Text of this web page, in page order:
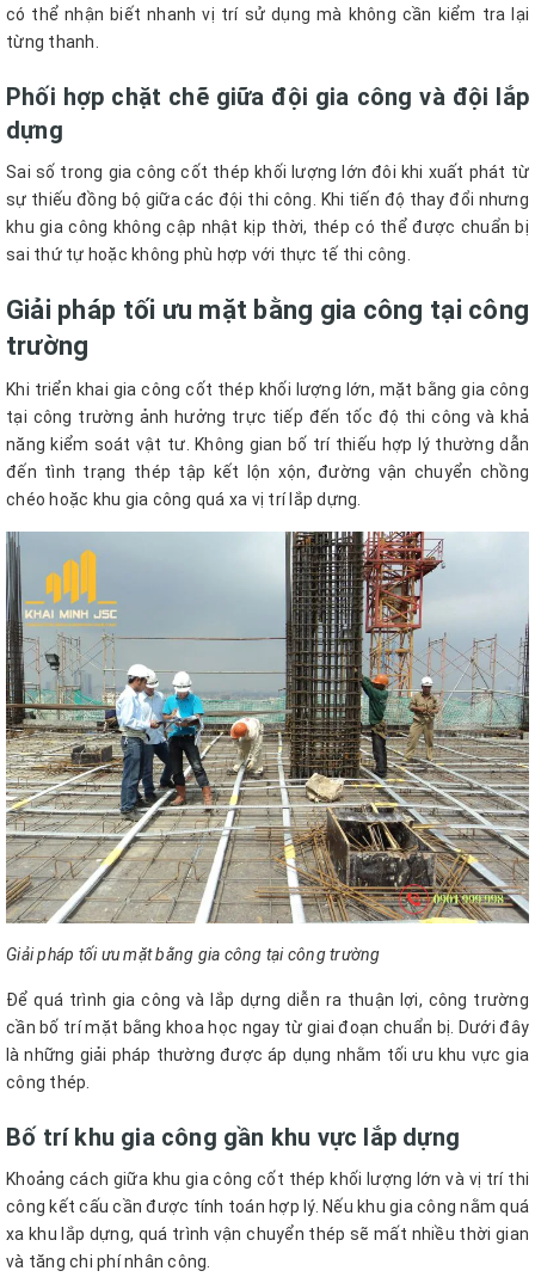
có thể nhận biết nhanh vị trí sử dụng mà không cần kiểm tra lại
từng thanh.
Phối hợp chặt chẽ giữa đội gia công và đội lắp
dựng
Sai số trong gia công cốt thép khối lượng lớn đôi khi xuất phát từ
sự thiếu đồng bộ giữa các đội thi công. Khi tiến độ thay đổi nhưng
khu gia công không cập nhật kịp thời, thép có thể được chuẩn bị
sai thứ tự hoặc không phù hợp với thực tế thi công.
Giải pháp tối ưu mặt bằng gia công tại công
trường
Khi triển khai gia công cốt thép khối lượng lớn, mặt bằng gia công
tại công trường ảnh hưởng trực tiếp đến tốc độ thi công và khả
năng kiểm soát vật tư. Không gian bố trí thiếu hợp lý thường dẫn
đến tình trạng thép tập kết lộn xộn, đường vận chuyển chồng
chéo hoặc khu gia công quá xa vị trí lắp dựng.
Giải pháp tối ưu mặt bằng gia công tại công trường
Để quá trình gia công và lắp dựng diễn ra thuận lợi, công trường
cần bố trí mặt bằng khoa học ngay từ giai đoạn chuẩn bị. Dưới đây
là những giải pháp thường được áp dụng nhằm tối ưu khu vực gia
công thép.
Bố trí khu gia công gần khu vực lắp dựng
Khoảng cách giữa khu gia công cốt thép khối lượng lớn và vị trí thi
công kết cấu cần được tính toán hợp lý. Nếu khu gia công nằm quá
xa khu lắp dựng, quá trình vận chuyển thép sẽ mất nhiều thời gian
và tăng chi phí nhân công.